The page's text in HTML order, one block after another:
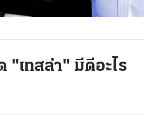
"เทสล่า" มีดีอะไร